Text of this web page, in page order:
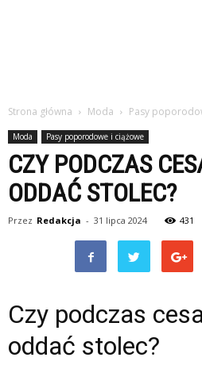
Strona główna Moda Pasy
Moda Pasy poporodowe i ciążowe
CZY PODCZAS
ODDAĆ STOLEC?
Przez Redakcja - 31 lipca 2024 431
Czy podczas
oddać stolec?